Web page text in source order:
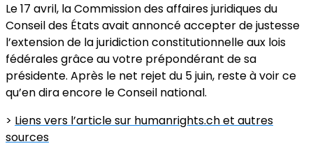
Le 17 avril, la Commission des affaires juridiques du
Conseil des États avait annoncé accepter de justesse
l’extension de la juridiction constitutionnelle aux lois
fédérales grâce au votre prépondérant de sa
présidente. Après le net rejet du 5 juin, reste à voir ce
qu’en dira encore le Conseil national.
> Liens vers l’article sur humanrights.ch et autres
sources